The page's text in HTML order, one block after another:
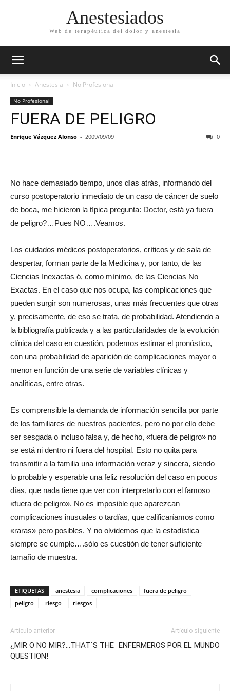
Anestesiados
Web de terapéutica del dolor y anestesia
Inicio Anestesia No Profesional
No Profesional
FUERA DE PELIGRO
Enrique Vázquez Alonso - 2009/09/09 0
No hace demasiado tiempo, unos días atrás, informando del
curso postoperatorio inmediato de un caso de cáncer de suelo
de boca, me hicieron la típica pregunta: Doctor, está ya fuera
de peligro?…Pues NO….Veamos.
Los cuidados médicos postoperatorios, críticos y de sala de
despertar, forman parte de la Medicina y, por tanto, de las
Ciencias Inexactas ó, como mínimo, de las Ciencias No
Exactas. En el caso que nos ocupa, las complicaciones que
pueden surgir son numerosas, unas más frecuentes que otras
y, precisamente, de eso se trata, de probabilidad. Atendiendo a
la bibliografía publicada y a las particularidades de la evolución
clínica del caso en cuestión, podemos estimar el pronóstico,
con una probabilidad de aparición de complicaciones mayor o
menor en función de una serie de variables clínicas y
analíticas, entre otras.
Es comprensible la demanda de información sencilla por parte
de los familiares de nuestros pacientes, pero no por ello debe
ser sesgada o incluso falsa y, de hecho, «fuera de peligro» no
se está ni dentro ni fuera del hospital. Esto no quita para
transmitir a la familia una información veraz y sincera, siendo
lo probable y esperable una feliz resolución del caso en pocos
días, que nada tiene que ver con interpretarlo con el famoso
«fuera de peligro». No es imposible que aparezcan
complicaciones inusuales o tardías, que calificaríamos como
«raras» pero posibles. Y no olvidemos que la estadística
siempre se cumple….sólo es cuestión de tener suficiente
tamaño de muestra.
ETIQUETAS anestesia complicaciones
fuera de peligro
peligro
riesgo riesgos
Artículo anterior
¿MIR O NO MIR?…THAT´S THE
QUESTION!
Artículo siguiente
ENFERMEROS POR EL MUNDO